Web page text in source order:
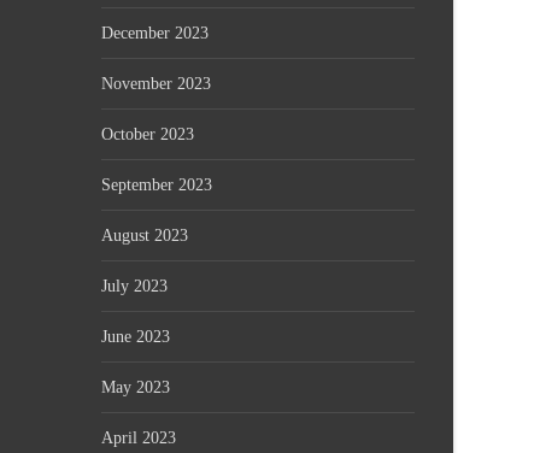
December 2023
November 2023
October 2023
September 2023
August 2023
July 2023
June 2023
May 2023
April 2023